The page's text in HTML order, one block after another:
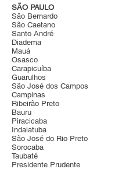
SÃO PAULO
Sâo Bernardo
São Caetano
Santo André
Diadema
Mauá
Osasco
Carapicuíba
Guarulhos
São José dos Campos
Campinas
Ribeirão Preto
Bauru
Piracicaba
Indaiatuba
São José do Rio Preto
Sorocaba
Taubaté
Presidente Prudente